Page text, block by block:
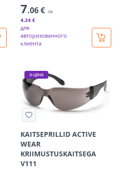
7.06 € /tk
4.24 €
для
авторизованного
клиента
Э-ЦЕНА
KAITSEPRILLID ACTIVE
WEAR
KRIIMUSTUSKAITSEGA
V111